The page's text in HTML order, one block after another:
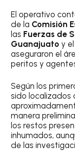
El operativo
de la Comisión
las Fuerzas de
Guanajuato y el
aseguraron el
peritos y
Según los
sido localizados
manera
los restos
inhumados,
de las